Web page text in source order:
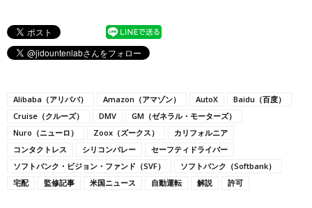
Alibaba（アリババ） Amazon（アマゾン） AutoX
Baidu（百度）
Cruise（クルーズ）
DMV
GM（ゼネラル・モーターズ）
Nuro（ニューロ）
Zoox（ズークス）
カリフォルニア
コンタクトレス
シリコンバレー
セーフティドライバー
ソフトバンク・ビジョン・ファンド（SVF）
ソフトバンク（Softbank）
宅配
監修記事 米国ニュース 自動運転 解説 許可